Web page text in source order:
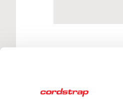
为世界上的主要行